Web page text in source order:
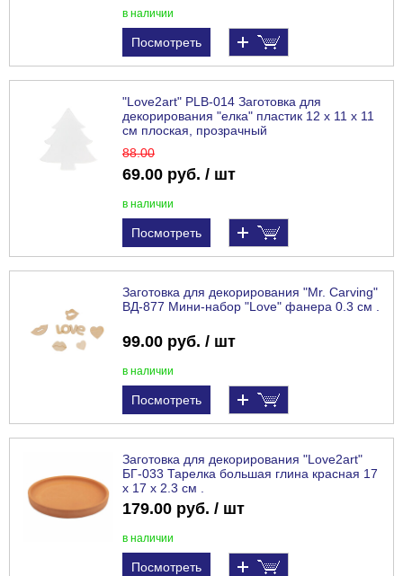
в наличии
Посмотреть
"Love2art" PLB-014 Заготовка для
декорирования "елка" пластик 12 х 11 х 11
см плоская, прозрачный
88.00
69.00 руб. / шт
в наличии
Посмотреть
Заготовка для декорирования "Mr. Carving"
ВД-877 Мини-набор "Love" фанера 0.3 см .
99.00 руб. / шт
в наличии
Посмотреть
Заготовка для декорирования "Love2art"
БГ-033 Тарелка большая глина красная 17
х 17 х 2.3 см .
179.00 руб. / шт
в наличии
Посмотреть